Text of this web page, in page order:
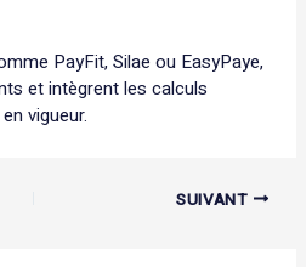
PayFit, Silae ou EasyPaye,
et intègrent les calculs
vigueur.
SUIVANT